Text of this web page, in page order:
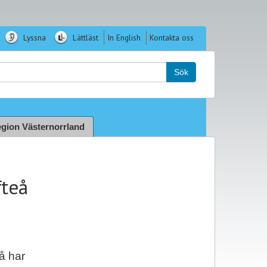
Lyssna Lättläst In English Kontakta oss
Sök
Västernorrland
har